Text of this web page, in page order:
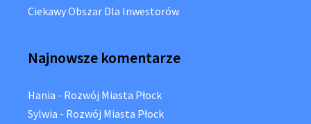
Ciekawy Obszar Dla Inwestorów
Najnowsze komentarze
Hania - Rozwój Miasta Płock
Sylwia - Rozwój Miasta Płock